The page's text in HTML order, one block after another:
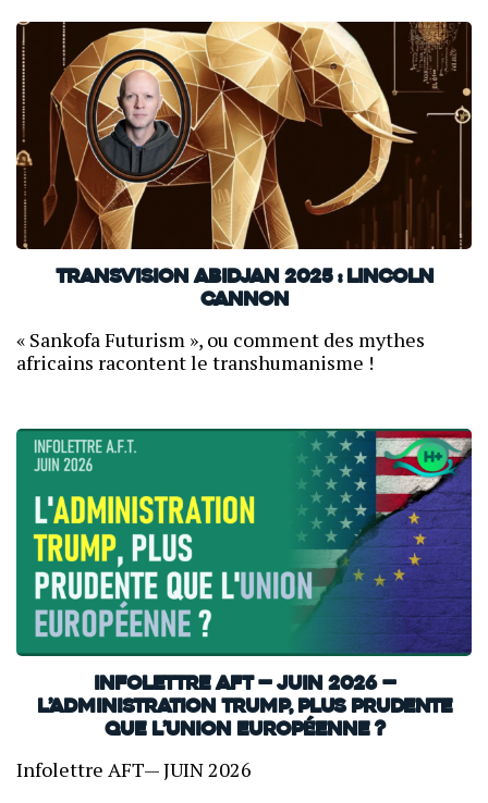
TransVision Abidjan 2025 : Lincoln
Cannon
« Sankofa Futurism », ou comment des mythes
africains racontent le transhumanisme !
INFOLETTRE AFT — JUIN 2026 —
L’administration Trump, plus prudente
que l’Union européenne ?
Infolettre AFT— JUIN 2026